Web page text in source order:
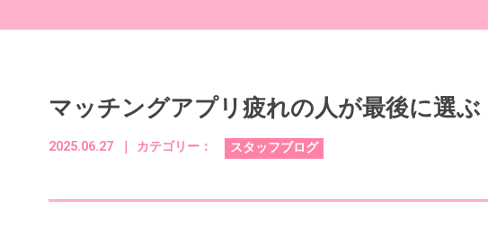
マッチングアプリ疲れの人が最後に選ぶ
2025.06.27 ｜ カテゴリー： スタッフブログ